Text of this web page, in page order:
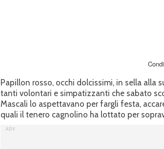
Papillon rosso, occhi dolcissimi, in sella alla
tanti volontari e simpatizzanti che sabato
Mascali lo aspettavano per fargli festa,
quali il tenero cagnolino ha lottato per